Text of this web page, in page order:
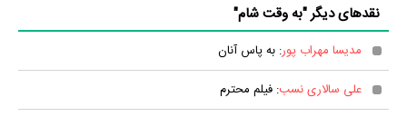
نقدهای دیگر "به وقت شام"
مدیسا مهراب پور: به‌ پاس آنان
علی سالاری نسب: فیلم محترم